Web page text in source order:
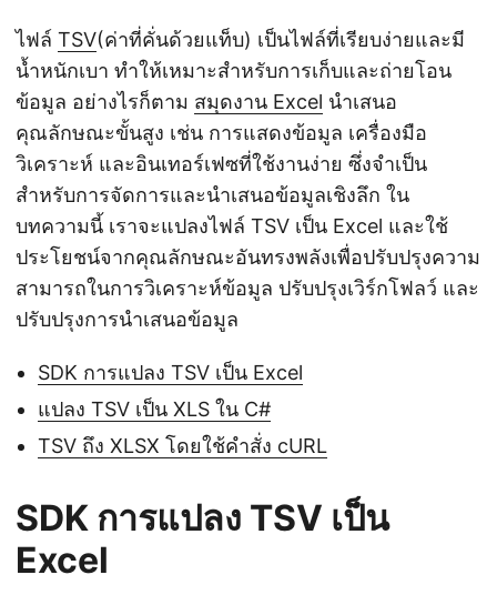
ไฟล์ TSV(ค่าที่คั่นด้วยแท็บ) เป็นไฟล์ที่เรียบง่ายและมี
น้ำหนักเบา ทำให้เหมาะสำหรับการเก็บและถ่ายโอน
ข้อมูล อย่างไรก็ตาม สมุดงาน Excel นำเสนอ
คุณลักษณะขั้นสูง เช่น การแสดงข้อมูล เครื่องมือ
วิเคราะห์ และอินเทอร์เฟซที่ใช้งานง่าย ซึ่งจำเป็น
สำหรับการจัดการและนำเสนอข้อมูลเชิงลึก ใน
บทความนี้ เราจะแปลงไฟล์ TSV เป็น Excel และใช้
ประโยชน์จากคุณลักษณะอันทรงพลังเพื่อปรับปรุงความ
สามารถในการวิเคราะห์ข้อมูล ปรับปรุงเวิร์กโฟลว์ และ
ปรับปรุงการนำเสนอข้อมูล
SDK การแปลง TSV เป็น Excel
แปลง TSV เป็น XLS ใน C#
TSV ถึง XLSX โดยใช้คำสั่ง cURL
SDK การแปลง TSV เป็น
Excel